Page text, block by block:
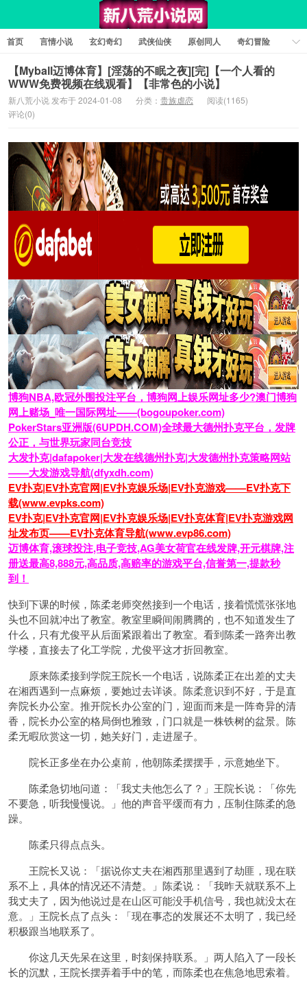
首页 言情小说 玄幻奇幻 武侠仙侠 原创同人
奇幻冒险
女性向小说
女生同人 情色工口 推理悬疑
日系小说
军事历史
短篇小说 科幻未来 经典文学 耽美小说
【Myball迈博体育】[淫荡的不眠之夜][完]【一个人看的
WWW免费视频在线观看】【非常色的小说】
新八荒小说 发布于 2024-01-08 分类： 贵族虐恋
阅读(1165)
评论(0)
博狗NBA,欧冠外围投注平台，博狗网上娱乐网址多少?澳门博狗
网上赌场_唯一国际网址——(bogoupoker.com)
PokerStars亚洲版(6UPDH.COM)全球最大德州扑克平台，发牌
公正，与世界玩家同台竞技
大发扑克|dafapoker|大发在线德州扑克|大发德州扑克策略网站
——大发游戏导航(dfyxdh.com)
EV扑克|EV扑克官网|EV扑克娱乐场|EV扑克游戏——EV扑克下
载(www.evpks.com)
EV扑克|EV扑克官网|EV扑克娱乐场|EV扑克体育|EV扑克游戏网
址发布页——EV扑克体育导航(www.evp86.com)
迈博体育,滚球投注,电子竞技,AG美女荷官在线发牌,开元棋牌,注
册送最高8,888元,高品质,高赔率的游戏平台,信誉第一,提款秒
到！
快到下课的时候，陈柔老师突然接到一个电话，接着慌慌张张地
头也不回就冲出了教室。教室里瞬间闹腾腾的，也不知道发生了
什么，只有尤俊平从后面紧跟着出了教室。看到陈柔一路奔出教
学楼，直接去了化工学院，尤俊平这才折回教室。
原来陈柔接到学院王院长一个电话，说陈柔正在出差的丈夫
在湘西遇到一点麻烦，要她过去详谈。陈柔意识到不好，于是直
奔院长办公室。推开院长办公室的门，迎面而来是一阵奇异的清
香，院长办公室的格局倒也雅致，门口就是一株铁树的盆景。陈
柔无暇欣赏这一切，她关好门，走进屋子。
院长正多坐在办公桌前，他朝陈柔摆摆手，示意她坐下。
陈柔急切地问道：「我丈夫他怎么了？」王院长说：「你先
不要急，听我慢慢说。」他的声音平缓而有力，压制住陈柔的急
躁。
陈柔只得点点头。
王院长又说：「据说你丈夫在湘西那里遇到了劫匪，现在联
系不上，具体的情况还不清楚。」陈柔说：「我昨天就联系不上
我丈夫了，因为他说过是在山区可能没手机信号，我也就没太在
意。」王院长点了点头：「现在事态的发展还不太明了，我已经
积极跟当地联系了。
你这几天先呆在这里，时刻保持联系。」两人陷入了一段长
长的沉默，王院长摆弄着手中的笔，而陈柔也在焦急地思索着。